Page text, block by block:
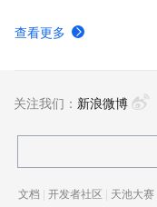
查看更多
关注我们： 新浪微博
文档 | 开发者社区 | 天池大赛